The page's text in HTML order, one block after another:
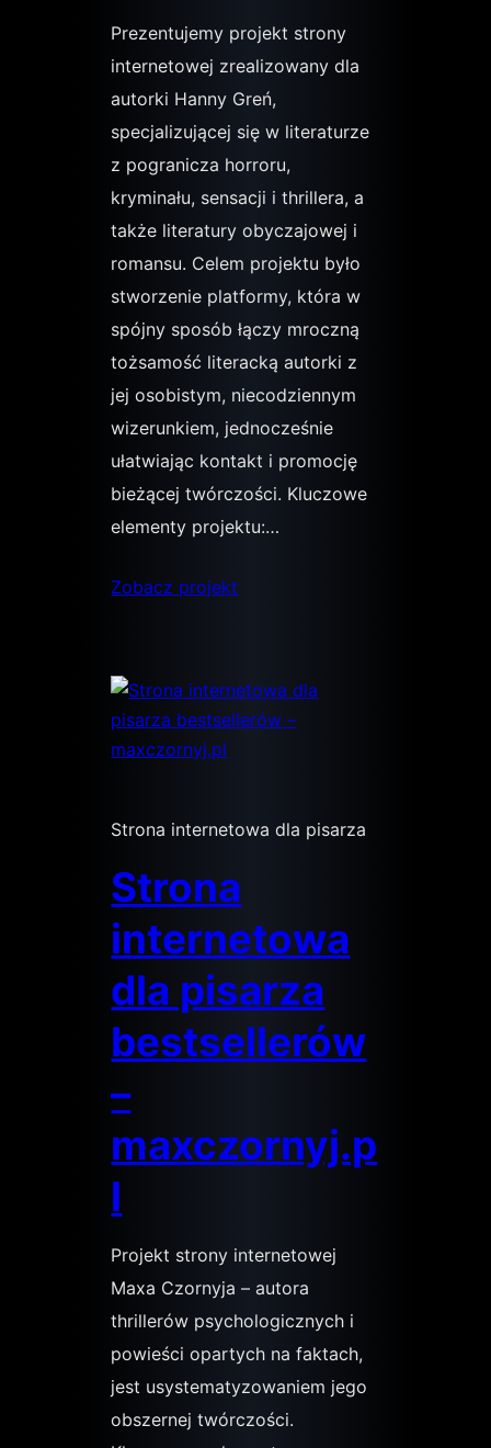
Prezentujemy projekt strony
internetowej zrealizowany dla
autorki Hanny Greń,
specjalizującej się w literaturze
z pogranicza horroru,
kryminału, sensacji i thrillera, a
także literatury obyczajowej i
romansu. Celem projektu było
stworzenie platformy, która w
spójny sposób łączy mroczną
tożsamość literacką autorki z
jej osobistym, niecodziennym
wizerunkiem, jednocześnie
ułatwiając kontakt i promocję
bieżącej twórczości. Kluczowe
elementy projektu:…
Zobacz projekt
Strona internetowa dla pisarza
Strona
internetowa
dla pisarza
bestsellerów
–
maxczornyj.p
l
Projekt strony internetowej
Maxa Czornyja – autora
thrillerów psychologicznych i
powieści opartych na faktach,
jest usystematyzowaniem jego
obszernej twórczości.